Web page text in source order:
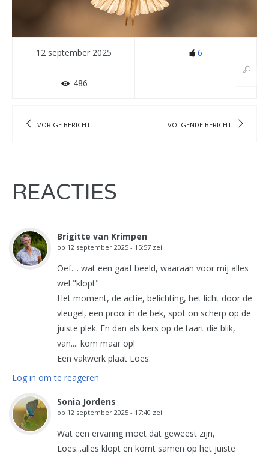
12 september 2025 6
486
VORIGE BERICHT VOLGENDE BERICHT
REACTIES
Brigitte van Krimpen
op 12 september 2025 - 15:57 zei:
Oef.... wat een gaaf beeld, waaraan voor mij alles
wel "klopt"
Het moment, de actie, belichting, het licht door de
vleugel, een prooi in de bek, spot on scherp op de
juiste plek. En dan als kers op de taart die blik,
van.... kom maar op!
Een vakwerk plaat Loes.
Log in om te reageren
Sonia Jordens
op 12 september 2025 - 17:40 zei:
Wat een ervaring moet dat geweest zijn,
Loes...alles klopt en komt samen op het juiste